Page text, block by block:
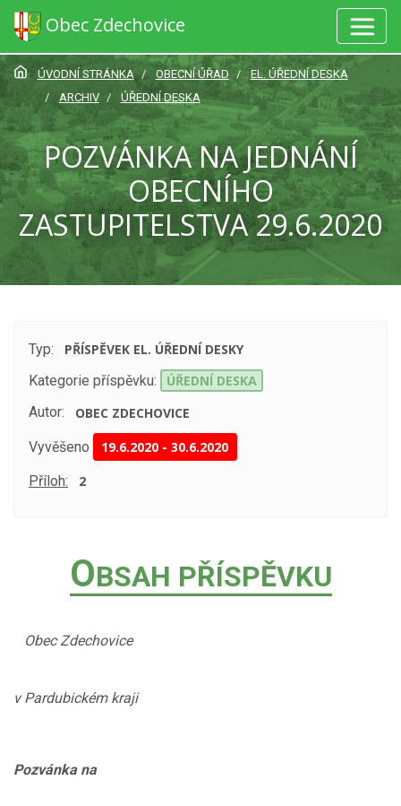
Obec Zdechovice
ÚVODNÍ STRÁNKA OBECNÍ ÚŘAD
EL. ÚŘEDNÍ DESKA
ARCHIV
ÚŘEDNÍ DESKA
POZVÁNKA NA JEDNÁNÍ
OBECNÍHO
ZASTUPITELSTVA 29.6.2020
Typ:
PŘÍSPĚVEK EL. ÚŘEDNÍ DESKY
Kategorie příspěvku:
ÚŘEDNÍ DESKA
Autor:
OBEC ZDECHOVICE
Vyvěšeno 19.6.2020 -30.6.2020
Příloh: 2
OBSAH PŘÍSPĚVKU
Obec Zdechovice
v Pardubickém kraji
Pozvánka na